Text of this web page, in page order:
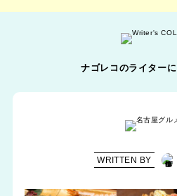
ナゴレコのライター
WRITTEN BY